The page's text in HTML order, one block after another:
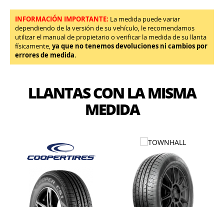
INFORMACIÓN IMPORTANTE: La medida puede variar
dependiendo de la versión de su vehículo, le recomendamos
utilizar el manual de propietario o verificar la medida de su llanta
físicamente,ya que no tenemos devoluciones ni cambios por
errores de medida.
LLANTAS CON LA MISMA
MEDIDA